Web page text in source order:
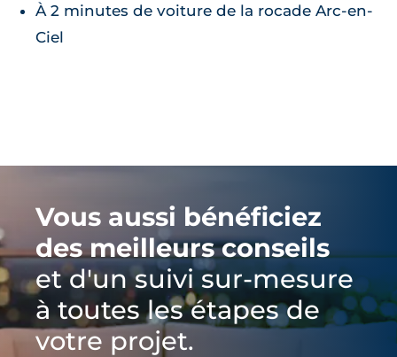
À 2 minutes de voiture de la rocade Arc-en-
Ciel
Vous aussi bénéficiez
des meilleurs conseils
et d'un suivi sur-mesure
à toutes les étapes de
votre projet.